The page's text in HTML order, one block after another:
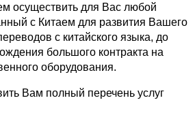
осуществить для Вас любой
с Китаем для развития Вашего
с китайского языка, до
большого контракта на
оборудования.
Вам полный перечень услуг